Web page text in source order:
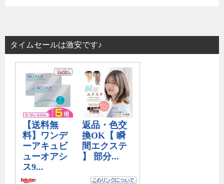
タイムセールは激安です♪